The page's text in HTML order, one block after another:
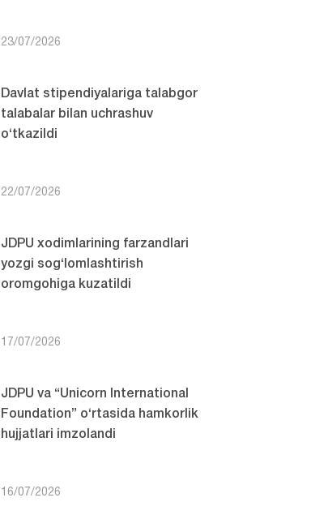
23/07/2026
Davlat stipendiyalariga talabgor
talabalar bilan uchrashuv
o‘tkazildi
22/07/2026
JDPU xodimlarining farzandlari
yozgi sog‘lomlashtirish
oromgohiga kuzatildi
17/07/2026
JDPU va “Unicorn International
Foundation” o‘rtasida hamkorlik
hujjatlari imzolandi
16/07/2026